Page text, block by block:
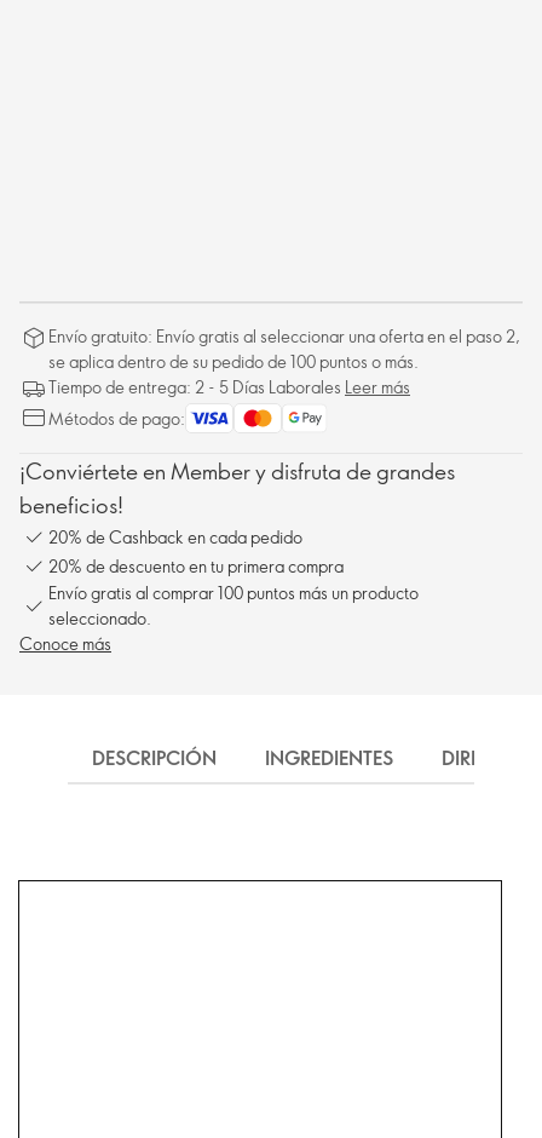
Envío gratuito: Envío gratis al seleccionar una oferta en el paso 2,
se aplica dentro de su pedido de 100 puntos o más.
Tiempo de entrega: 2 - 5 Días Laborales Leer más
Métodos de pago:
¡Conviértete en Member y disfruta de grandes
beneficios!
20% de Cashback en cada pedido
20% de descuento en tu primera compra
Envío gratis al comprar 100 puntos más un producto
seleccionado.
Conoce más
DESCRIPCIÓN INGREDIENTES